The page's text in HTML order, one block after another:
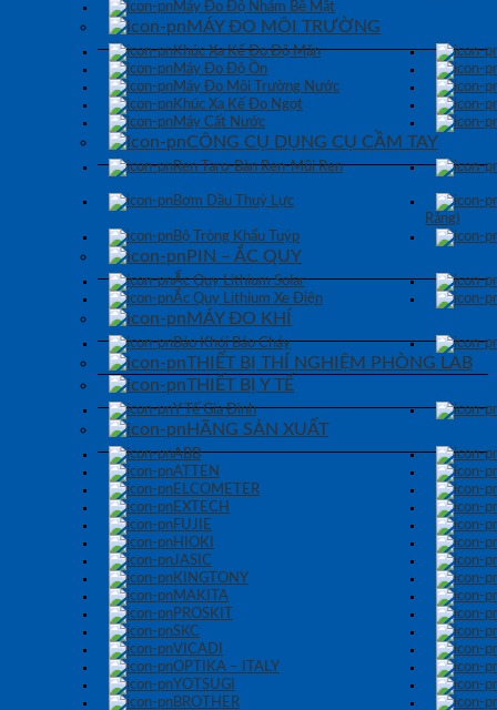
Máy Đo Độ Nhám Bề Mặt
MÁY ĐO MÔI TRƯỜNG
Khúc Xạ Kế Đo Độ Mặn
Máy Đo Độ Ồn
Máy Đo Môi Trường Nước
Khúc Xạ Kế Đo Ngọt
Máy Cất Nước
CÔNG CỤ DỤNG CỤ CẦM TAY
Ren Taro-Bàn Ren-Mũi Ren
Bơm Dầu Thuỷ Lực
Răng)
Bộ Tròng Khẩu Tuýp
PIN – ẮC QUY
Ắc Quy Lithium Solar
Ắc Quy Lithium Xe Điện
MÁY ĐO KHÍ
Báo Khói Báo Cháy
THIẾT BỊ THÍ NGHIỆM PHÒNG LAB
THIẾT BỊ Y TẾ
Y Tế Gia Đình
HÃNG SẢN XUẤT
ABB
ATTEN
ELCOMETER
EXTECH
FUJIE
HIOKI
JASIC
KINGTONY
MAKITA
PROSKIT
SKC
VICADI
OPTIKA – ITALY
YOTSUGI
BROTHER